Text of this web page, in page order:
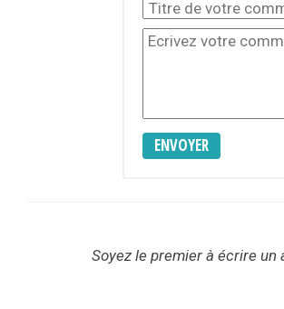
ENVOYER
Soyez le premier à écrire un